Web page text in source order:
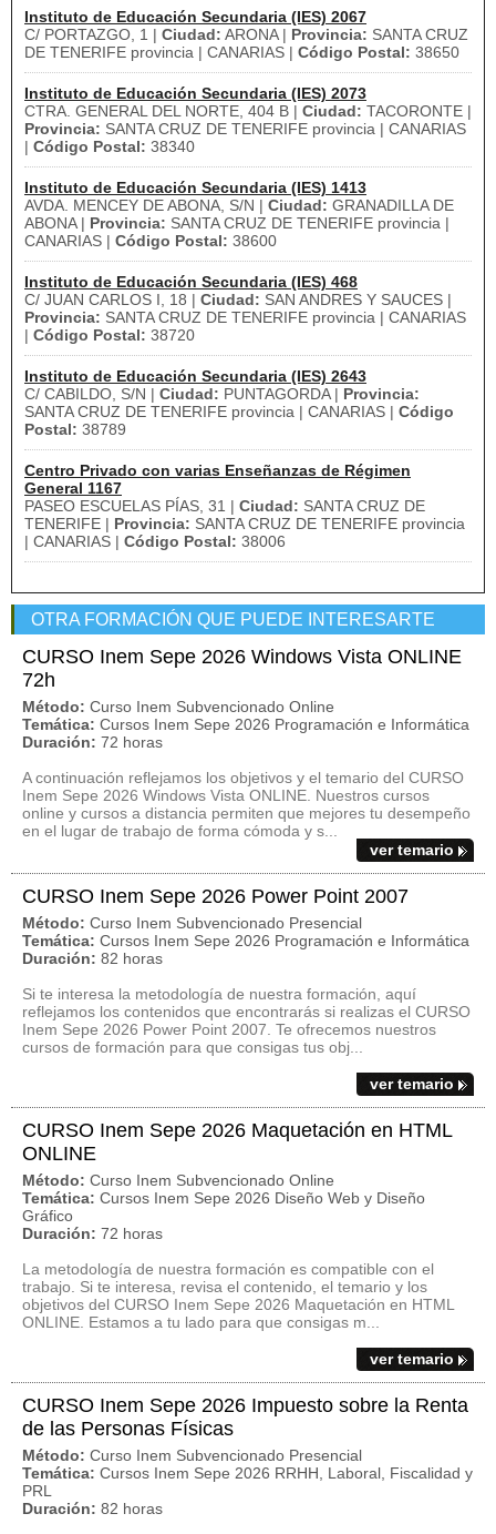
Instituto de Educación Secundaria (IES) 2067
C/ PORTAZGO, 1 | Ciudad: ARONA | Provincia: SANTA CRUZ
DE TENERIFE provincia | CANARIAS | Código Postal: 38650
Instituto de Educación Secundaria (IES) 2073
CTRA. GENERAL DEL NORTE, 404 B | Ciudad: TACORONTE |
Provincia: SANTA CRUZ DE TENERIFE provincia | CANARIAS
| Código Postal: 38340
Instituto de Educación Secundaria (IES) 1413
AVDA. MENCEY DE ABONA, S/N | Ciudad: GRANADILLA DE
ABONA | Provincia: SANTA CRUZ DE TENERIFE provincia |
CANARIAS | Código Postal: 38600
Instituto de Educación Secundaria (IES) 468
C/ JUAN CARLOS I, 18 | Ciudad: SAN ANDRES Y SAUCES |
Provincia: SANTA CRUZ DE TENERIFE provincia | CANARIAS
| Código Postal: 38720
Instituto de Educación Secundaria (IES) 2643
C/ CABILDO, S/N | Ciudad: PUNTAGORDA | Provincia:
SANTA CRUZ DE TENERIFE provincia | CANARIAS | Código
Postal: 38789
Centro Privado con varias Enseñanzas de Régimen
General 1167
PASEO ESCUELAS PÍAS, 31 | Ciudad: SANTA CRUZ DE
TENERIFE | Provincia: SANTA CRUZ DE TENERIFE provincia
| CANARIAS | Código Postal: 38006
OTRA FORMACIÓN QUE PUEDE INTERESARTE
CURSO Inem Sepe 2026 Windows Vista ONLINE
72h
Método: Curso Inem Subvencionado Online
Temática: Cursos Inem Sepe 2026 Programación e Informática
Duración: 72 horas
A continuación reflejamos los objetivos y el temario del CURSO
Inem Sepe 2026 Windows Vista ONLINE. Nuestros cursos
online y cursos a distancia permiten que mejores tu desempeño
en el lugar de trabajo de forma cómoda y s...
ver temario
CURSO Inem Sepe 2026 Power Point 2007
Método: Curso Inem Subvencionado Presencial
Temática: Cursos Inem Sepe 2026 Programación e Informática
Duración: 82 horas
Si te interesa la metodología de nuestra formación, aquí
reflejamos los contenidos que encontrarás si realizas el CURSO
Inem Sepe 2026 Power Point 2007. Te ofrecemos nuestros
cursos de formación para que consigas tus obj...
ver temario
CURSO Inem Sepe 2026 Maquetación en HTML
ONLINE
Método: Curso Inem Subvencionado Online
Temática: Cursos Inem Sepe 2026 Diseño Web y Diseño
Gráfico
Duración: 72 horas
La metodología de nuestra formación es compatible con el
trabajo. Si te interesa, revisa el contenido, el temario y los
objetivos del CURSO Inem Sepe 2026 Maquetación en HTML
ONLINE. Estamos a tu lado para que consigas m...
ver temario
CURSO Inem Sepe 2026 Impuesto sobre la Renta
de las Personas Físicas
Método: Curso Inem Subvencionado Presencial
Temática: Cursos Inem Sepe 2026 RRHH, Laboral, Fiscalidad y
PRL
Duración: 82 horas